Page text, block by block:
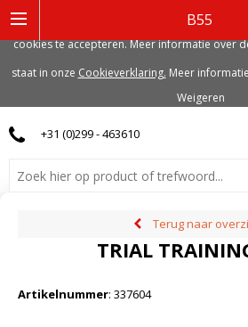
B55
0
+31 (0)299 - 463610
Terug naar
TRIAL
Artikelnummer: 337604
gerelateerde cookies. Voor de beste
cookies te accepteren. Meer informatie over
staat in onze Cookieverklaring. Meer informatie
Weigeren